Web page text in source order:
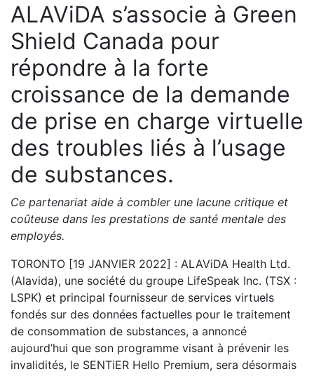
ALAViDA s’associe à Green
Shield Canada pour
répondre à la forte
croissance de la demande
de prise en charge virtuelle
des troubles liés à l’usage
de substances.
Ce partenariat aide à combler une lacune critique et
coûteuse dans les prestations de santé mentale des
employés.
TORONTO [19 JANVIER 2022] : ALAViDA Health Ltd.
(Alavida), une société du groupe LifeSpeak Inc. (TSX :
LSPK) et principal fournisseur de services virtuels
fondés sur des données factuelles pour le traitement
de consommation de substances, a annoncé
aujourd’hui que son programme visant à prévenir les
invalidités, le SENTiER Hello Premium, sera désormais